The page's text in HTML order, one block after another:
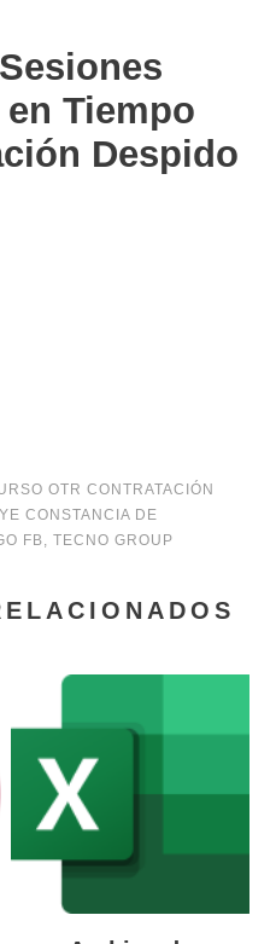
Tiempo
Despido
OTR CONTRATACIÓN
CONSTANCIA DE
FB TECNO GROUP